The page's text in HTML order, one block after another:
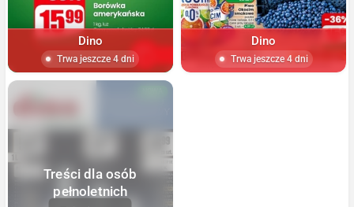
Dino
Trwa jeszcze 4 dni
Dino
Trwa jeszcze 4 dni
Treści dla osób
pełnoletnich